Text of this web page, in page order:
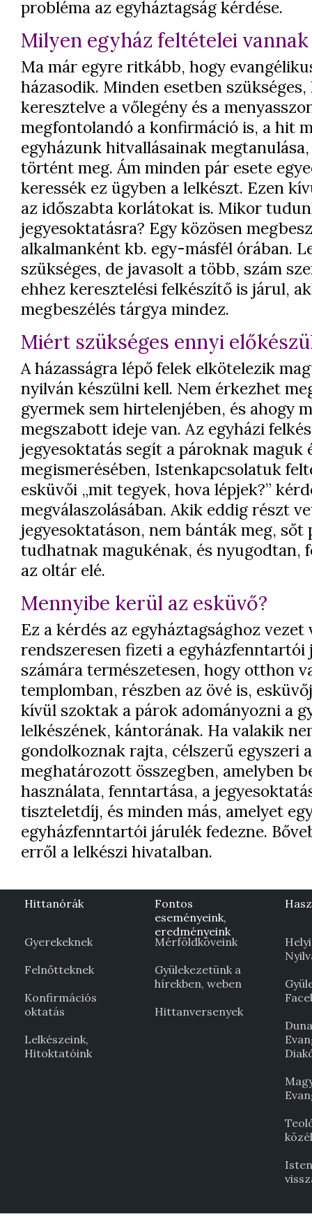
probléma az egyháztagság kérdése.
Milyen egyház feltételei
Ma már egyre ritkább, hogy
házasodik. Minden esetben
keresztelve a vőlegény és a
megfontolandó a konfirmáció is, a hit
egyházunk hitvallásainak
történt meg. Ám minden pár esete
keressék ez ügyben a lelkészt. Ezen
az időszabta korlátokat is. Mikor
jegyesoktatásra? Egy közösen
alkalmanként kb. egy-másfél órában.
szükséges, de javasolt a több, szám
ehhez keresztelési felkészítő is járul,
megbeszélés tárgya mindez.
Miért szükséges ennyi
A házasságra lépő felek elkötelezik
nyilván készülni kell. Nem érkezhet
gyermek sem hirtelenjében, és ahogy
megszabott ideje van. Az egyházi
jegyesoktatás segít a pároknak maguk
megismerésében, Istenkapcsolatuk
esküvői „mit tegyek, hova lépjek?”
megválaszolásában. Akik eddig részt
jegyesoktatáson, nem bánták meg,
tudhatnak magukénak, és nyugodtan,
az oltár elé.
Mennyibe kerül az esküvő?
Ez a kérdés az egyháztagsághoz vezet
rendszeresen fizeti a egyházfenntartói
számára természetesen, hogy otthon
templomban, részben az övé is,
kívül szoktak a párok adományozni a
lelkészének, kántorának. Ha valakik
gondolkoznak rajta, célszerű egyszeri
meghatározott összegben, amelyben
használata, fenntartása, a
tiszteletdíj, és minden más, amelyet
egyházfenntartói járulék fedezne.
erről a lelkészi hivatalban.
Hittanórák
Gyerekeknek
Felnőtteknek
Konfirmációs
oktatás
Lelkészeink,
Hitoktatóink
Fontos
eseményeink,
eredményeink
Mérföldköveink
Gyülekezetünk a
hírekben, weben
Hittanversenyek